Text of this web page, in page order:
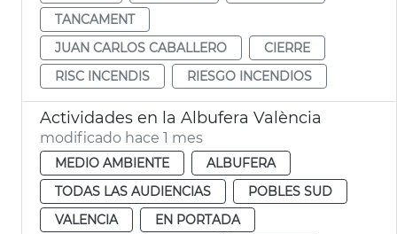
TANCAMENT
JUAN CARLOS CABALLERO
CIERRE
RISC INCENDIS
RIESGO INCENDIOS
Actividades en la Albufera València
modificado hace 1 mes
MEDIO AMBIENTE
ALBUFERA
TODAS LAS AUDIENCIAS
POBLES SUD
VALENCIA
EN PORTADA